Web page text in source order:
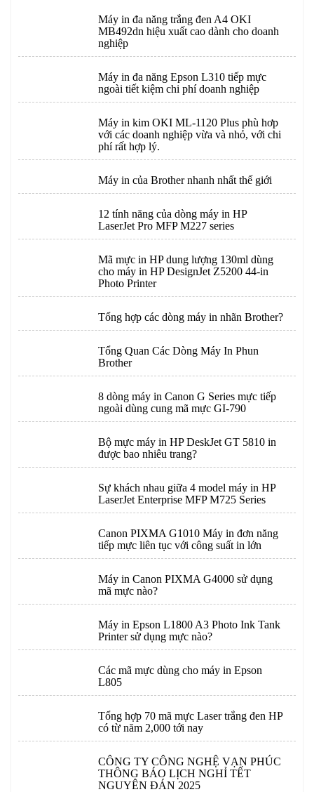
Máy in đa năng trắng đen A4 OKI
MB492dn hiệu xuất cao dành cho doanh
nghiệp
Máy in đa năng Epson L310 tiếp mực
ngoài tiết kiệm chi phí doanh nghiệp
Máy in kim OKI ML-1120 Plus phù hơp
với các doanh nghiệp vừa và nhỏ, với chi
phí rất hợp lý.
Máy in của Brother nhanh nhất thế giới
12 tính năng của dòng máy in HP
LaserJet Pro MFP M227 series
Mã mực in HP dung lượng 130ml dùng
cho máy in HP DesignJet Z5200 44-in
Photo Printer
Tổng hợp các dòng máy in nhãn Brother?
Tổng Quan Các Dòng Máy In Phun
Brother
8 dòng máy in Canon G Series mực tiếp
ngoài dùng cung mã mực GI-790
Bộ mực máy in HP DeskJet GT 5810 in
được bao nhiêu trang?
Sự khách nhau giữa 4 model máy in HP
LaserJet Enterprise MFP M725 Series
Canon PIXMA G1010 Máy in đơn năng
tiếp mực liên tục với công suất in lớn
Máy in Canon PIXMA G4000 sử dụng
mã mực nào?
Máy in Epson L1800 A3 Photo Ink Tank
Printer sử dụng mực nào?
Các mã mực dùng cho máy in Epson
L805
Tổng hợp 70 mã mực Laser trắng đen HP
có từ năm 2,000 tới nay
CÔNG TY CÔNG NGHỆ VẠN PHÚC
THÔNG BÁO LỊCH NGHỈ TẾT
NGUYÊN ĐÁN 2025